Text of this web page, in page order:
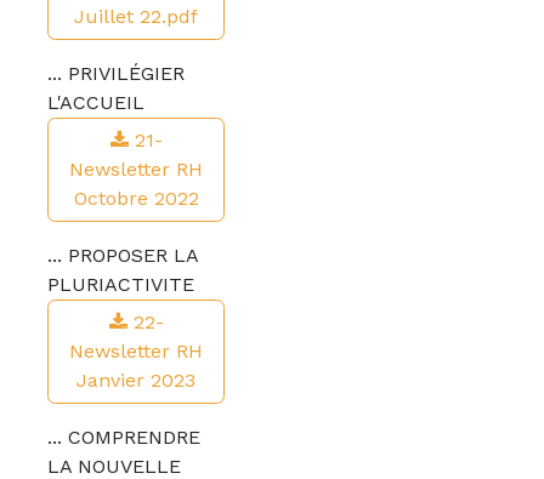
Juillet 22.pdf
... PRIVILÉGIER
L'ACCUEIL
21-
Newsletter RH
Octobre 2022
... PROPOSER LA
PLURIACTIVITE
22-
Newsletter RH
Janvier 2023
... COMPRENDRE
LA NOUVELLE